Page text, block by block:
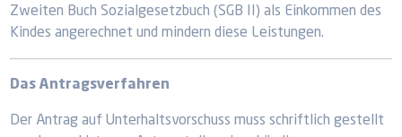
Zweiten Buch Sozialgesetzbuch (SGB II) als Einkommen des
Kindes angerechnet und mindern diese Leistungen.
Das Antragsverfahren
Der Antrag auf Unterhaltsvorschuss muss schriftlich gestellt